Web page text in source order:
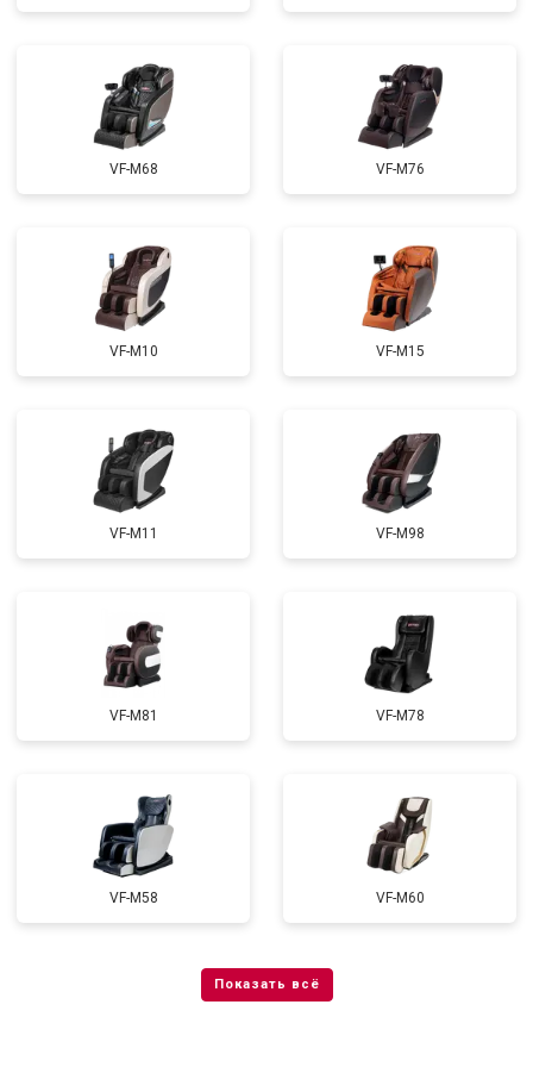
Ремонт электропроводки от 3900 ₽ Заказать
Замена сетевого трансформатора от 4500 ₽ Заказать
Ремонт микро-лифта от 5500 ₽
VF-M68 VF-M76
VF-M10 VF-M15
VF-M11 VF-M98
VF-M81 VF-M78
VF-M58 VF-M60